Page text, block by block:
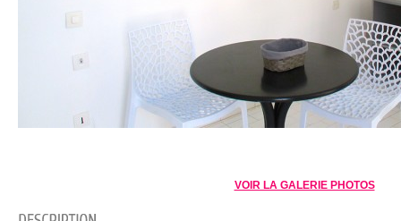
VOIR LA GALERIE PHOTOS